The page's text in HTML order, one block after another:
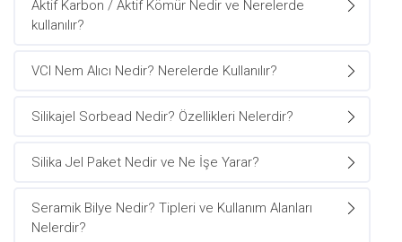
Aktif Karbon / Aktif Kömür Nedir ve Nerelerde
kullanılır?
VCI Nem Alıcı Nedir? Nerelerde Kullanılır?
Silikajel Sorbead Nedir? Özellikleri Nelerdir?
Silika Jel Paket Nedir ve Ne İşe Yarar?
Seramik Bilye Nedir? Tipleri ve Kullanım Alanları
Nelerdir?